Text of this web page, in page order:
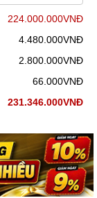
224.000.000VNĐ
4.480.000VNĐ
2.800.000VNĐ
66.000VNĐ
231.346.000VNĐ